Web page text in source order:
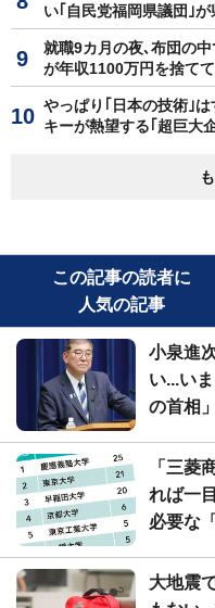
い｢自民党福岡県議団｣
就職9カ月の夜､布団の
が年収1100万円を捨て
やっぱり｢日本の技術｣
キーが熱望する｢超巨大
この記事の読者に
人気の記事
小泉進
い...い
の首相
「三菱
れば一
必要な
大地震